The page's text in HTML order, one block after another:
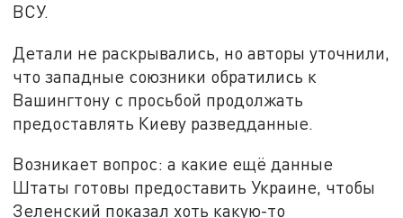
ВСУ.
Детали не раскрывались, но авторы уточнили,
что западные союзники обратились к
Вашингтону с просьбой продолжать
предоставлять Киеву разведданные.
Возникает вопрос: а какие ещё данные
Штаты готовы предоставить Украине, чтобы
Зеленский показал хоть какую-то